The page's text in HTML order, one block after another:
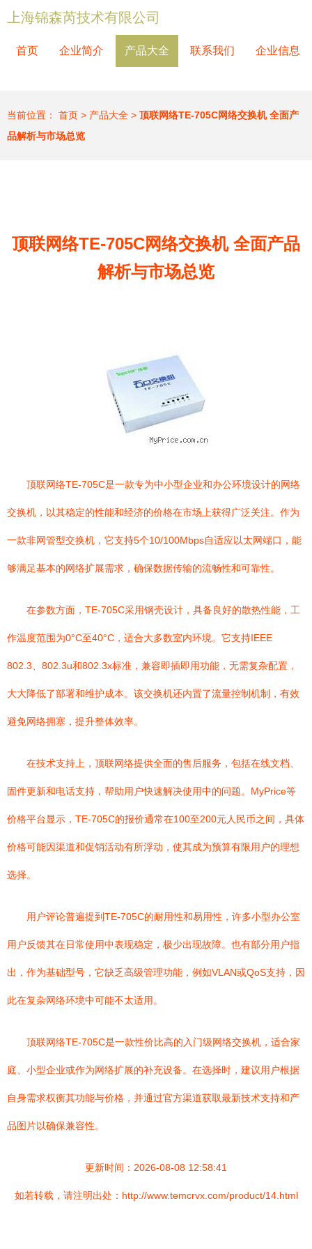
上海锦森芮技术有限公司
首页 企业简介 产品大全 联系我们 企业信息
当前位置： 首页 > 产品大全 > 顶联网络TE-705C网络交换机 全面产
品解析与市场总览
顶联网络TE-705C网络交换机 全面产品
解析与市场总览
顶联网络TE-705C是一款专为中小型企业和办公环境设计的网络
交换机，以其稳定的性能和经济的价格在市场上获得广泛关注。作为
一款非网管型交换机，它支持5个10/100Mbps自适应以太网端口，能
够满足基本的网络扩展需求，确保数据传输的流畅性和可靠性。
在参数方面，TE-705C采用钢壳设计，具备良好的散热性能，工
作温度范围为0°C至40°C，适合大多数室内环境。它支持IEEE
802.3、802.3u和802.3x标准，兼容即插即用功能，无需复杂配置，
大大降低了部署和维护成本。该交换机还内置了流量控制机制，有效
避免网络拥塞，提升整体效率。
在技术支持上，顶联网络提供全面的售后服务，包括在线文档、
固件更新和电话支持，帮助用户快速解决使用中的问题。MyPrice等
价格平台显示，TE-705C的报价通常在100至200元人民币之间，具体
价格可能因渠道和促销活动有所浮动，使其成为预算有限用户的理想
选择。
用户评论普遍提到TE-705C的耐用性和易用性，许多小型办公室
用户反馈其在日常使用中表现稳定，极少出现故障。也有部分用户指
出，作为基础型号，它缺乏高级管理功能，例如VLAN或QoS支持，因
此在复杂网络环境中可能不太适用。
顶联网络TE-705C是一款性价比高的入门级网络交换机，适合家
庭、小型企业或作为网络扩展的补充设备。在选择时，建议用户根据
自身需求权衡其功能与价格，并通过官方渠道获取最新技术支持和产
品图片以确保兼容性。
更新时间：2026-08-08 12:58:41
如若转载，请注明出处：http://www.temcrvx.com/product/14.html